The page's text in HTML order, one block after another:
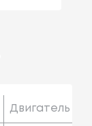
Двигатель